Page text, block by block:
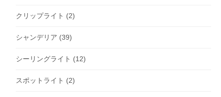
クリップライト (2)
シャンデリア (39)
シーリングライト (12)
スポットライト (2)